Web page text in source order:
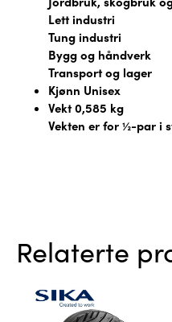
Lett industri
Tung industri
Bygg og håndverk
Transport og lager
Kjønn Unisex
Vekt 0,585 kg
Vekten er for ½-par i
Relaterte